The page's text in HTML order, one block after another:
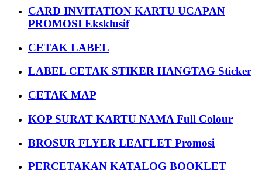
CARD INVITATION KARTU UCAPAN
PROMOSI Eksklusif
CETAK LABEL
LABEL CETAK STIKER HANGTAG Sticker
CETAK MAP
KOP SURAT KARTU NAMA Full Colour
BROSUR FLYER LEAFLET Promosi
PERCETAKAN KATALOG BOOKLET